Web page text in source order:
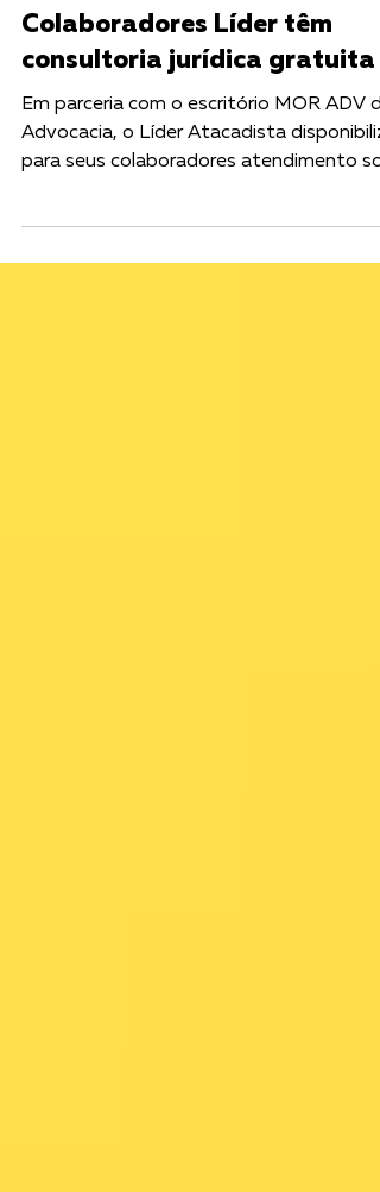
Colaboradores Líder têm
consultoria jurídica gratuita
Em parceria com o escritório MOR ADV
Advocacia, o Líder Atacadista
forma de...